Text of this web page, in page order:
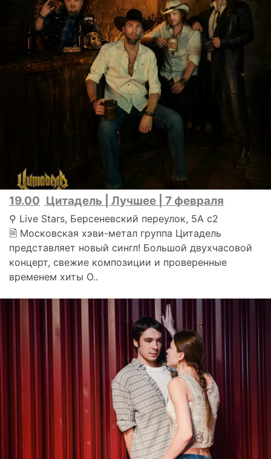
19.00 Цитадель | Лучшее | 7 февраля
⚲ Live Stars, Берсеневский переулок, 5А с2
🗎 Московская хэви-метал группа Цитадель
представляет новый сингл! Большой двухчасовой
концерт, свежие композиции и проверенные
временем хиты О..